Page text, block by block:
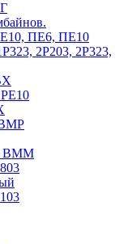
ПЕ6, ПЕ10
2Р203, 2Р323,
ВМР
ВММ